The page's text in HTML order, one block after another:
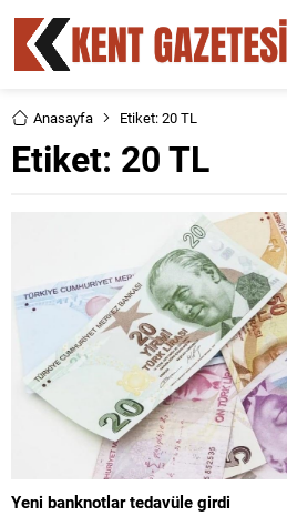
Anasayfa Etiket: 20 TL
Etiket: 20 TL
Yeni banknotlar tedavüle girdi